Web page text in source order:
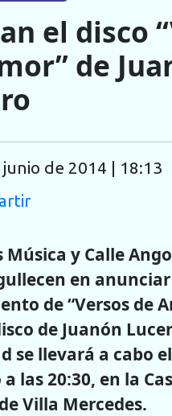
el disco
de
junio de 2014 | 18:13
Música y Calle
en
de “Versos de
de Juanón
se llevará a cabo
las 20:30, en la
Villa Mercedes.